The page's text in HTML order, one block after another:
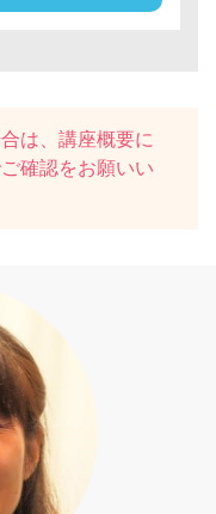
は、講座概要に
確認をお願いい